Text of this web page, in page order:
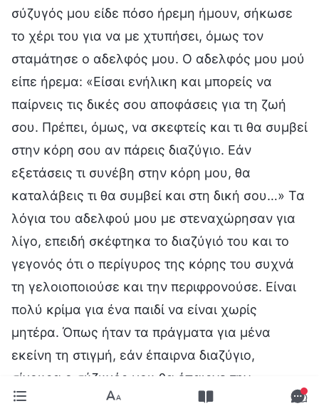
σύζυγός μου είδε πόσο ήρεμη ήμουν, σήκωσε
το χέρι του για να με χτυπήσει, όμως τον
σταμάτησε ο αδελφός μου. Ο αδελφός μου μού
είπε ήρεμα: «Είσαι ενήλικη και μπορείς να
παίρνεις τις δικές σου αποφάσεις για τη ζωή
σου. Πρέπει, όμως, να σκεφτείς και τι θα συμβεί
στην κόρη σου αν πάρεις διαζύγιο. Εάν
εξετάσεις τι συνέβη στην κόρη μου, θα
καταλάβεις τι θα συμβεί και στη δική σου…» Τα
λόγια του αδελφού μου με στεναχώρησαν για
λίγο, επειδή σκέφτηκα το διαζύγιό του και το
γεγονός ότι ο περίγυρος της κόρης του συχνά
τη γελοιοποιούσε και την περιφρονούσε. Είναι
πολύ κρίμα για ένα παιδί να είναι χωρίς
μητέρα. Όπως ήταν τα πράγματα για μένα
εκείνη τη στιγμή, εάν έπαιρνα διαζύγιο,
σίγουρα ο σύζυγός μου θα έπαιρνε την
επιμέλεια της κόρης μας κι εκείνη θα γινόταν